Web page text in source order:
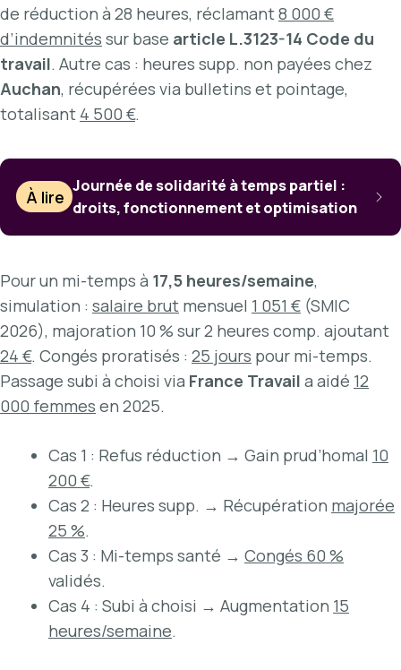
de réduction à 28 heures, réclamant8 000 €
d’indemnités sur base article L.3123-14 Code du
travail. Autre cas : heures supp. non payées chez
Auchan, récupérées via bulletins et pointage,
totalisant 4 500 €.
À lire
Journée de solidarité à temps partiel :
droits, fonctionnement et optimisation
Pour un mi-temps à 17,5 heures/semaine,
simulation : salaire brut mensuel 1 051 € (SMIC
2026), majoration 10 % sur 2 heures comp. ajoutant
24 €. Congés proratisés : 25 jours pour mi-temps.
Passage subi à choisi via France Travail a aidé 12
000 femmes en 2025.
Cas 1 : Refus réduction → Gain prud’homal 10
200 €.
Cas 2 : Heures supp. → Récupération majorée
25 %.
Cas 3 : Mi-temps santé → Congés 60 %
validés.
Cas 4 : Subi à choisi → Augmentation 15
heures/semaine.